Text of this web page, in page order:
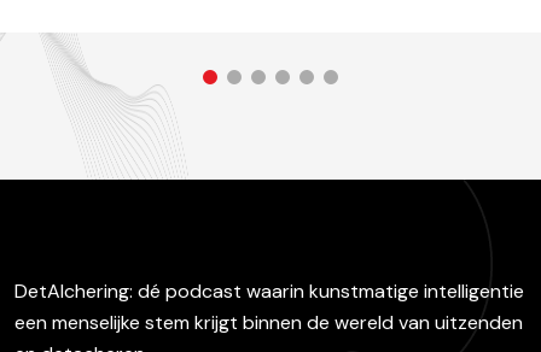
DetAIchering: dé podcast waarin kunstmatige intelligentie
een menselijke stem krijgt binnen de wereld van uitzenden